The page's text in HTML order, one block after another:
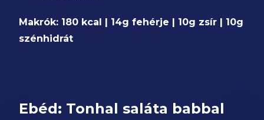
Makrók: 180 kcal | 14g fehérje | 10g zsír | 10g
szénhidrát
Ebéd: Tonhal saláta babbal